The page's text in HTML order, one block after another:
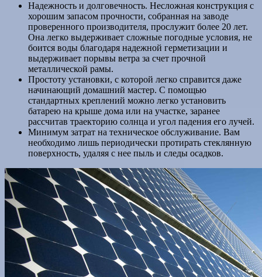
Надежность и долговечность. Несложная конструкция с
хорошим запасом прочности, собранная на заводе
проверенного производителя, прослужит более 20 лет.
Она легко выдерживает сложные погодные условия, не
боится воды благодаря надежной герметизации и
выдерживает порывы ветра за счет прочной
металлической рамы.
Простоту установки, с которой легко справится даже
начинающий домашний мастер. С помощью
стандартных креплений можно легко установить
батарею на крыше дома или на участке, заранее
рассчитав траекторию солнца и угол падения его лучей.
Минимум затрат на техническое обслуживание. Вам
необходимо лишь периодически протирать стеклянную
поверхность, удаляя с нее пыль и следы осадков.